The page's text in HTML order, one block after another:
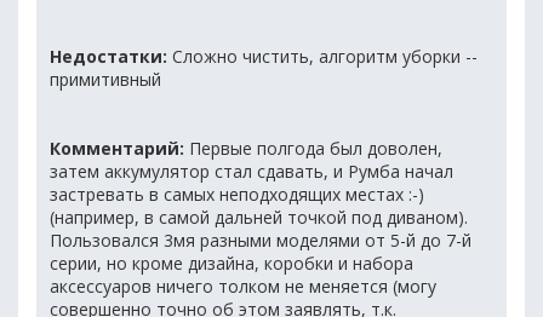
Недостатки: Сложно чистить, алгоритм уборки --
примитивный
Комментарий: Первые полгода был доволен,
затем аккумулятор стал сдавать, и Румба начал
застревать в самых неподходящих местах :-)
(например, в самой дальней точкой под диваном).
Пользовался 3мя разными моделями от 5-й до 7-й
серии, но кроме дизайна, коробки и набора
аксессуаров ничего толком не меняется (могу
совершенно точно об этом заявлять, т.к.